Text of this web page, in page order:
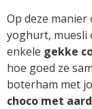
Op deze
yoghurt, muesli
enkele gekke
hoe goed ze
boterham met
choco met